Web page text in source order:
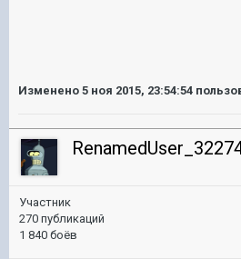
Изменено 5 ноя 2015, 23:54:54
Участник
270 публикаций
1 840 боёв